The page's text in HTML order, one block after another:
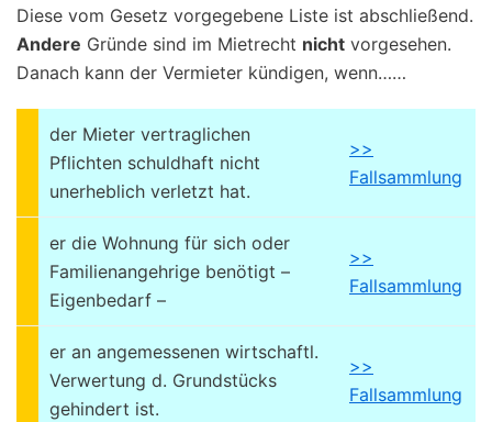
Diese vom Gesetz vorgegebene Liste ist abschließend.
Andere Gründe sind im Mietrecht nicht vorgesehen.
Danach kann der Vermieter kündigen, wenn……
der Mieter vertraglichen
Pflichten schuldhaft nicht
unerheblich verletzt hat.
>>
Fallsammlung
er die Wohnung für sich oder
Familienangehrige benötigt –
Eigenbedarf –
>>
Fallsammlung
er an angemessenen wirtschaftl.
Verwertung d. Grundstücks
gehindert ist.
>>
Fallsammlung